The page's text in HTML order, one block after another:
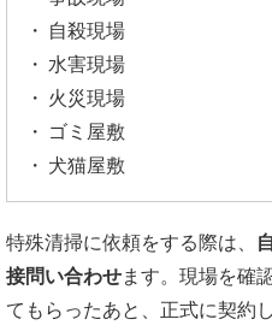
自殺現場
水害現場
火災現場
ゴミ屋敷
犬猫屋敷
特殊清掃に依頼をする際は、
接問い合わせます。現場を確
てもらったあと、正式に契約